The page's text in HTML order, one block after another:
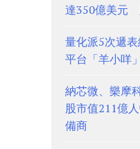
達350億美元
量化派5次遞
平台「羊小咩
納芯微、樂摩
股市值211億
備商